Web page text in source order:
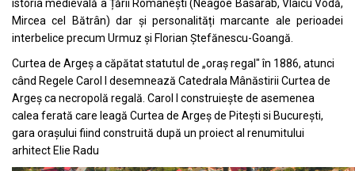
istoria medievală a Țării Românești (Neagoe Basarab, Vlaicu Vodă,
Mircea cel Bătrân) dar și personalități marcante ale perioadei
interbelice precum Urmuz și Florian Ștefănescu-Goangă
Curtea de Argeș a căpătat statutul de „oraș regal" în 1886, atunci
când Regele Carol I
desemnează Catedrala Mânăstirii Curtea de
Argeș ca necropolă regală. Carol I construiește de asemenea
calea ferată care leagă Curtea de Argeș de Pitești si București,
gara orașului fiind construită după un proiect al renumitului
arhitect Elie Radu